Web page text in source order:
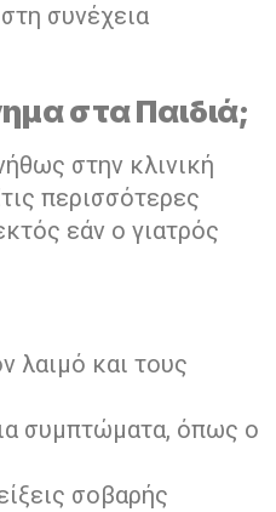
συνέχεια
στα Παιδιά;
στην κλινική
περισσότερες
εάν ο γιατρός
λαιμό και τους
συμπτώματα, όπως ο
σοβαρής